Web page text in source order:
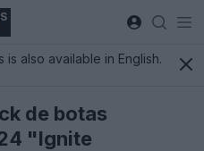
also available in English.
de botas
"Ignite